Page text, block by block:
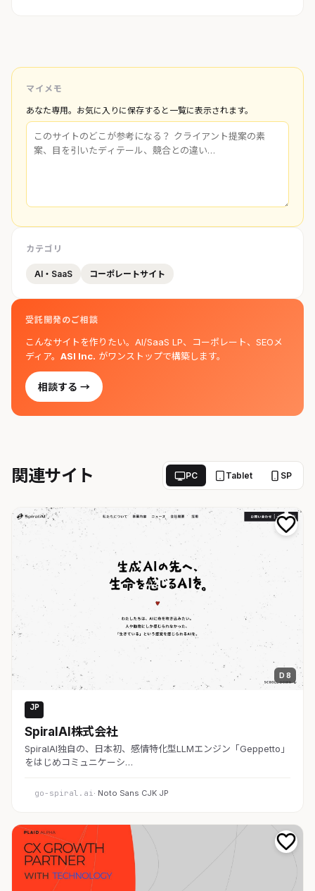
マイメモ
あなた専用。お気に入りに保存すると一覧に表示されます。
カテゴリ
AI・SaaS コーポレートサイト
受託開発のご相談
こんなサイトを作りたい。AI/SaaS LP、コーポレート、SEOメ
ディア。 ASI Inc. がワンストップで構築します。
相談する →
関連サイト PC Tablet SP
D 8
JP
SpiralAI株式会社
SpiralAI独自の、日本初、感情特化型LLMエンジン「Geppetto」
をはじめコミュニケーシ…
go-spiral.ai· Noto Sans CJK JP